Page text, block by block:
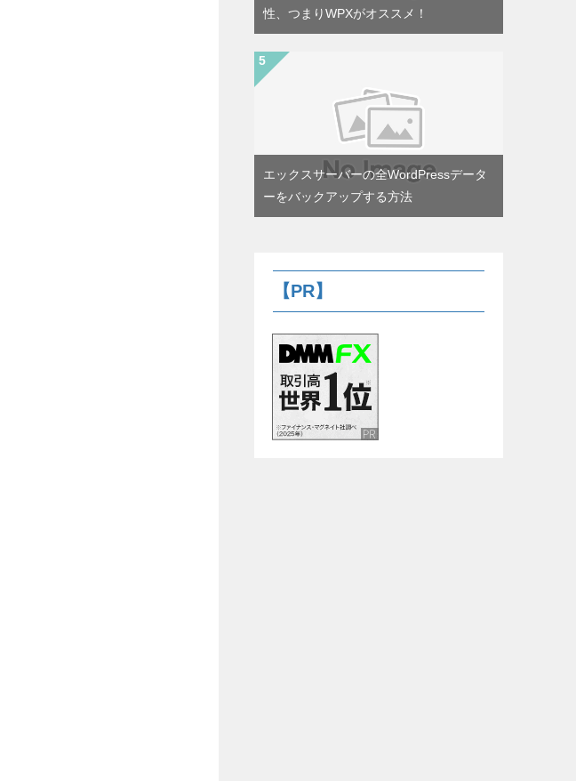
性、つまりWPXがオススメ！
エックスサーバーの全WordPressデータ
ーをバックアップする方法
【PR】